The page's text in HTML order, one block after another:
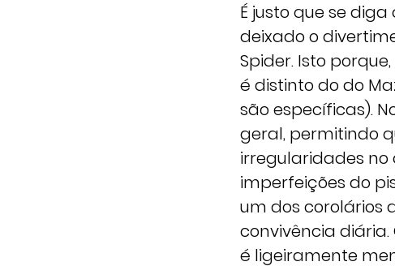
É justo que se diga
deixado o
Spider. Isto
é distinto do do
são específicas).
geral, permitindo
irregularidades no
imperfeições do
um dos corolários
convivência
é ligeiramente